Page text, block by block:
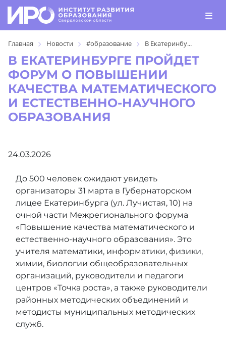
Главная Новости #образование В Екатеринбу...
В ЕКАТЕРИНБУРГЕ ПРОЙДЕТ
ФОРУМ О ПОВЫШЕНИИ
КАЧЕСТВА МАТЕМАТИЧЕСКОГО
И ЕСТЕСТВЕННО-НАУЧНОГО
ОБРАЗОВАНИЯ
24.03.2026
До 500 человек ожидают увидеть
организаторы 31 марта в Губернаторском
лицее Екатеринбурга (ул. Лучистая, 10) на
очной части Межрегионального форума
«Повышение качества математического и
естественно-научного образования». Это
учителя математики, информатики, физики,
химии, биологии общеобразовательных
организаций, руководители и педагоги
центров «Точка роста», а также руководители
районных методических объединений и
методисты муниципальных методических
служб.